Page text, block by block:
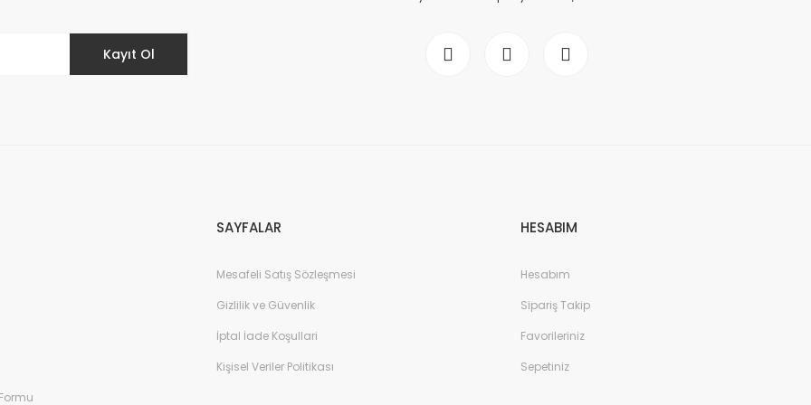
Kayıt Ol
SAYFALAR
Mesafeli Satış Sözleşmesi
Gizlilik ve Güvenlik
İptal İade Koşullari
Kişisel Veriler Politikası
HESABIM
Hesabım
Sipariş Takip
Favorileriniz
Sepetiniz